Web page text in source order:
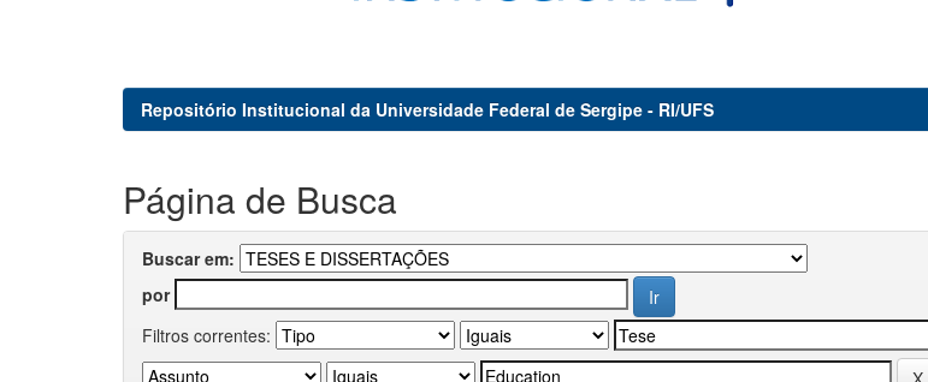
Repositório Institucional da Universidade Federal de Sergipe - RI/UFS
Página de Busca
Buscar em:
por
Filtros correntes: